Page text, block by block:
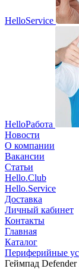
HelloService
HelloРабота
Новости
О компании
Вакансии
Статьи
Hello.Club
Hello.Service
Доставка
Личный кабинет
Контакты
Главная
Каталог
Периферийные
Геймпад